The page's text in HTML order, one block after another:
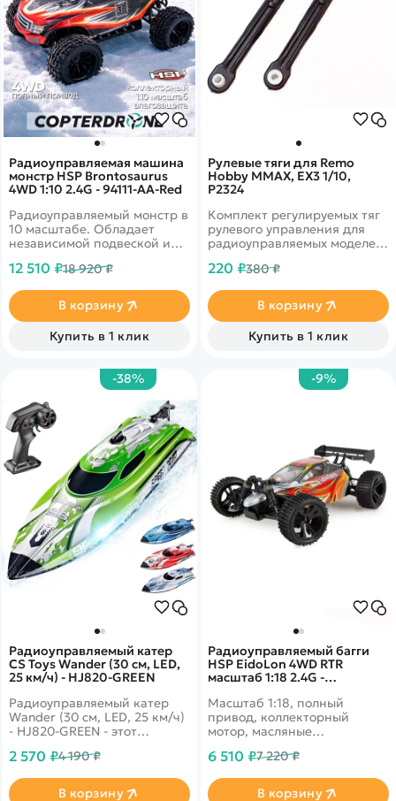
Радиоуправляемая машина
монстр HSP Brontosaurus
4WD 1:10 2.4G - 94111-AA-Red
Радиоуправляемый монстр в
10 масштабе. Обладает
независимой подвеской и
Установлен качественный
способный развивать
скорость до 35 км в час.
Клиренс - 3 см. Время игры
15-25 минут.
12 510 ₽18 920 ₽
В корзину
Купить в 1 клик
Рулевые тяги для Remo
Hobby MMAX, EX3 1/10,
P2324
Комплект регулируемых тяг
рулевого управления для
радиоуправляемых моделей
масштаба 1/10.
220 ₽380 ₽
В корзину
Купить в 1 клик
-38%
Радиоуправляемый катер
CS Toys Wander (30 см, LED,
25 км/ч) - HJ820-GREEN
Радиоуправляемый катер
Wander (30 см, LED, 25 км/ч)
- HJ820-GREEN - этот
несмотря на свой небольшой
максимальной скорости 25
2 570 ₽4 190 ₽
В корзину
-9%
Радиоуправляемый багги
HSP EidoLon 4WD RTR
масштаб 1:18 2.4G -
Масштаб 1:18, полный
привод, коллекторный
мотор, масляные
комплект подшипников.
минут без подзарядки.
6 510 ₽7 220 ₽
В корзину